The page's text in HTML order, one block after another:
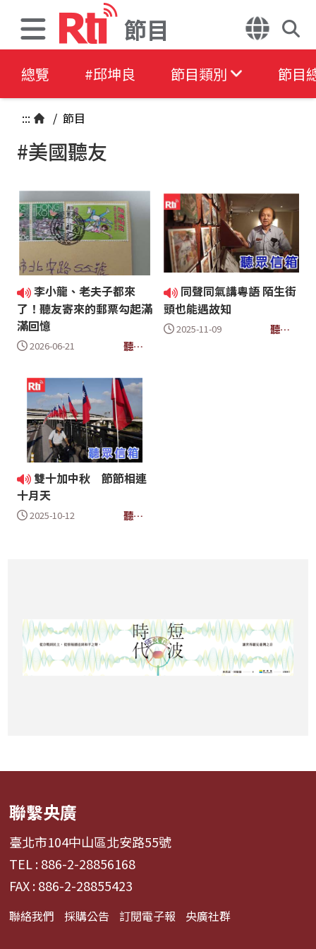
節目
總覽 #邱坤良 節目類別 節目
::: / 節目
#美國聽友
李小龍、老夫子都來
了！聽友寄來的郵票勾起滿
滿回憶
2026-06-21
聽眾
同聲同氣講粵語 陌生街
頭也能遇故知
2025-11-09
聽眾
雙十加中秋 節節相連
十月天
2025-10-12
聽眾
聯繫央廣
臺北市104中山區北安路55號
TEL : 886-2-28856168
FAX : 886-2-28855423
聯絡我們 採購公告 訂閱電子報 央廣社群